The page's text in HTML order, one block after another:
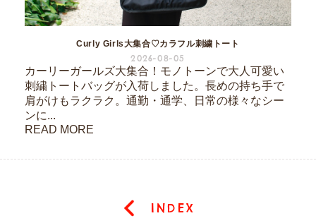
Curly Girls大集合♡カラフル刺繍トート
2026-08-05
カーリーガールズ大集合！モノトーンで大人可愛い
刺繍トートバッグが入荷しました。長めの持ち手で
肩がけもラクラク。通勤・通学、日常の様々なシー
ンに...
READ MORE
INDEX